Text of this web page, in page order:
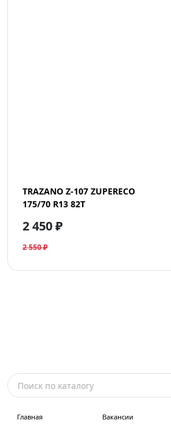
TRAZANO Z-107 ZUPERECO
175/70 R13 82T
2 450 ₽
2 550 ₽
Главная Вакансии